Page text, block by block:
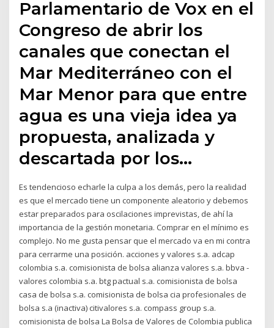
Parlamentario de Vox en el
Congreso de abrir los
canales que conectan el
Mar Mediterráneo con el
Mar Menor para que entre
agua es una vieja idea ya
propuesta, analizada y
descartada por los…
Es tendencioso echarle la culpa a los demás, pero la realidad
es que el mercado tiene un componente aleatorio y debemos
estar preparados para oscilaciones imprevistas, de ahí la
importancia de la gestión monetaria. Comprar en el mínimo es
complejo. No me gusta pensar que el mercado va en mi contra
para cerrarme una posición. acciones y valores s.a. adcap
colombia s.a. comisionista de bolsa alianza valores s.a. bbva -
valores colombia s.a. btg pactual s.a. comisionista de bolsa
casa de bolsa s.a. comisionista de bolsa cia profesionales de
bolsa s.a (inactiva) citivalores s.a. compass group s.a.
comisionista de bolsa La Bolsa de Valores de Colombia publica